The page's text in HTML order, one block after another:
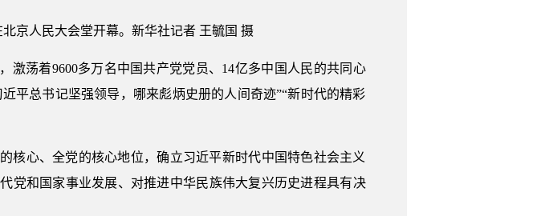
京人民大会堂开幕。新华社记者 王毓国 摄
激荡着9600多万名中国共产党党员、14亿多中国人民的共同心
平总书记坚强领导，哪来彪炳史册的人间奇迹”“新时代的精彩
核心、全党的核心地位，确立习近平新时代中国特色社会主义
党和国家事业发展、对推进中华民族伟大复兴历史进程具有决